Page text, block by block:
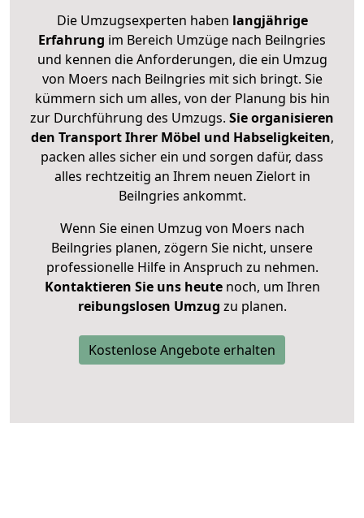
Die Umzugsexperten haben langjährige
Erfahrung im Bereich Umzüge nach Beilngries
und kennen die Anforderungen, die ein Umzug
von Moers nach Beilngries mit sich bringt. Sie
kümmern sich um alles, von der Planung bis hin
zur Durchführung des Umzugs. Sie organisieren
den Transport Ihrer Möbel und Habseligkeiten,
packen alles sicher ein und sorgen dafür, dass
alles rechtzeitig an Ihrem neuen Zielort in
Beilngries ankommt.
Wenn Sie einen Umzug von Moers nach
Beilngries planen, zögern Sie nicht, unsere
professionelle Hilfe in Anspruch zu nehmen.
Kontaktieren Sie uns heutenoch, um Ihren
reibungslosen Umzug zu planen.
Kostenlose Angebote erhalten